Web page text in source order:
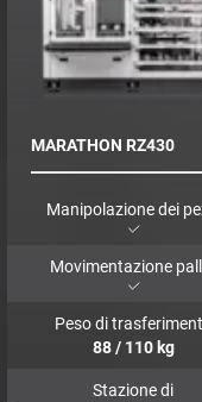
MARATHON RZ430
Manipolazione dei
Movimentazione
Peso di
88 / 110 kg
Stazione di